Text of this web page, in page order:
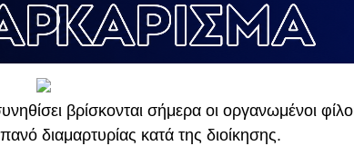
βρίσκονται σήμερα οι οργανωμένοι
διαμαρτυρίας κατά της διοίκησης.